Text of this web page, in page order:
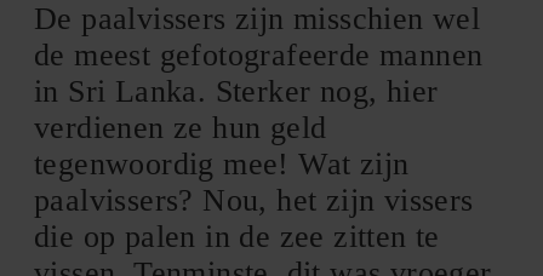
De paalvissers zijn misschien wel
de meest gefotografeerde mannen
in Sri Lanka. Sterker nog, hier
verdienen ze hun geld
tegenwoordig mee! Wat zijn
paalvissers? Nou, het zijn vissers
die op palen in de zee zitten te